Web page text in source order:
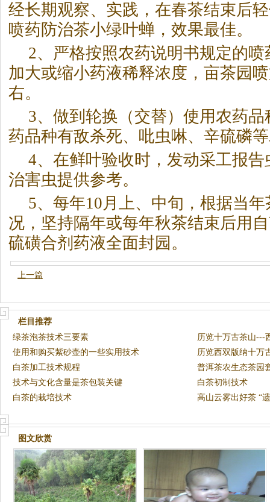
经长期观察、实践，在春茶结束后
喷药防治茶小绿叶蝉，效果最佳。
2、严格按照农药说明书规定的
加大或缩小药液稀释浓度，亩茶园
右。
3、做到轮换（交替）使用农药
药品种有敌杀死、吡虫啉、辛硫磷
4、在鲜叶验收时，发动采工报
治害虫提供参考。
5、每年10月上、中旬，根据当年
况，坚持隔年或每年秋茶结束后用
硫磺合剂药液全面封园。
上一篇
栏目推荐
绿茶泡茶技术三要素
历览十万古茶山---
（上）
使用和购买紫砂壶的一些实用技术
历览西双版纳十万
古
白茶加工技术规程
普洱茶农生态茶园
茶叶
技术与文化含量是茶包装关键
白茶初制技术
白茶的栽培技术
高山云雾出好茶 “
图文欣赏